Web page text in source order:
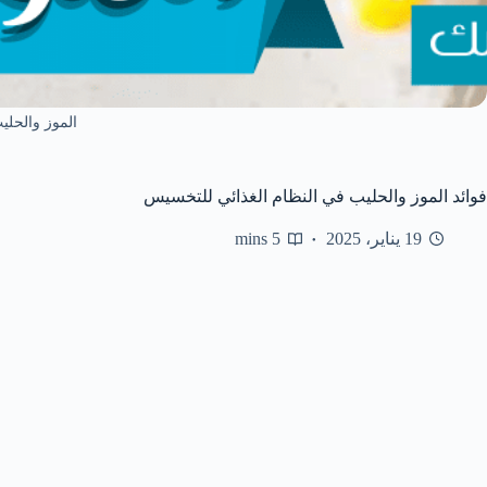
الموز
فوائد الموز والحليب في النظام الغذائي للتخسيس
19 يناير، 2025 5 mins